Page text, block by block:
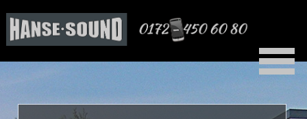
und vieles mehr.